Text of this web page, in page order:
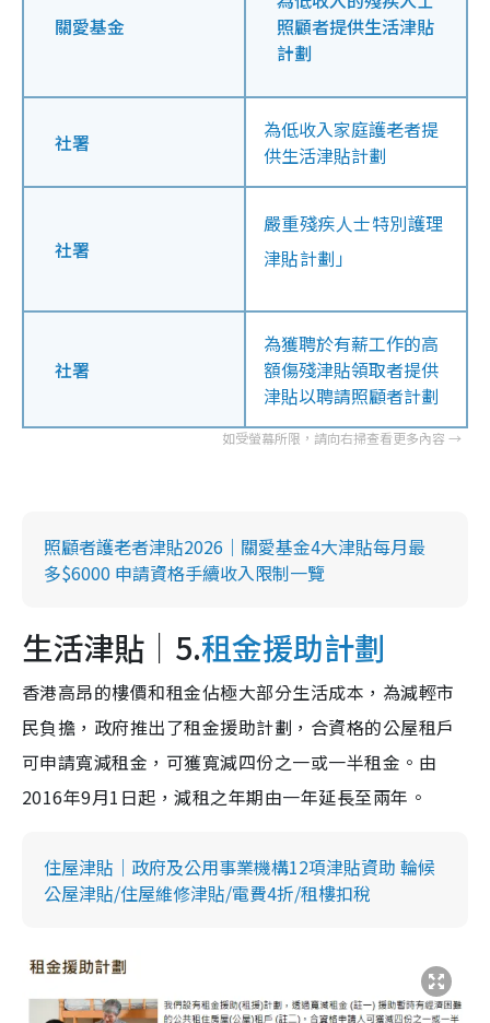
關愛基金
照顧者提供生活津貼
計劃
社署
為低收入家庭護老者提
供生活津貼計劃
社署
嚴重殘疾人士特別護理
津貼計劃」
社署
為獲聘於有薪工作的高
額傷殘津貼領取者提供
津貼以聘請照顧者計劃
照顧者護老者津貼2026｜關愛基金4大津貼每月最
多$6000 申請資格手續收入限制一覽
生活津貼｜5.租金援助計劃
香港高昂的樓價和租金佔極大部分生活成本，為減輕市
民負擔，政府推出了租金援助計劃，合資格的公屋租戶
可申請寬減租金，可獲寬減四份之一或一半租金。由
2016年9月1日起，減租之年期由一年延長至兩年。
住屋津貼｜政府及公用事業機構12項津貼資助 輪候
公屋津貼/住屋維修津貼/電費4折/租樓扣稅